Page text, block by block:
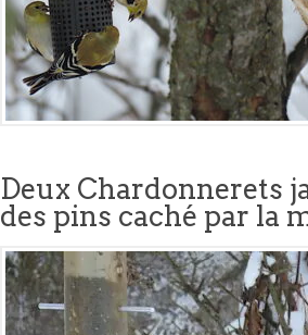
Deux Chardonnerets
des pins caché par la